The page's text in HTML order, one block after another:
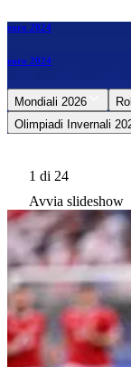
euro 2024
euro 2024
Mondiali 2026
Olimpiadi Invernali
1 di 24
Avvia slideshow